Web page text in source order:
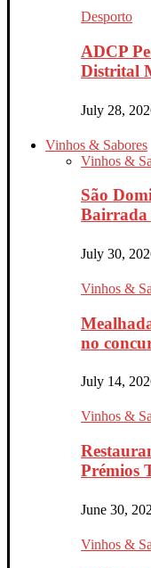
Desporto
ADCP
Distrital
July 28,
Vinhos & Sabores
Vinhos &
São
Bairrada
July 30,
Vinhos &
no
July 14,
Vinhos &
Prémios
June 30,
Vinhos &